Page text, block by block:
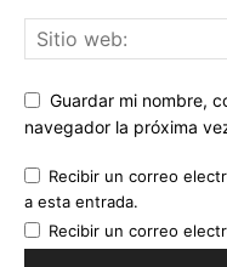
Guardar mi nombre,
navegador la próxima
Recibir un correo
a esta entrada.
Recibir un correo